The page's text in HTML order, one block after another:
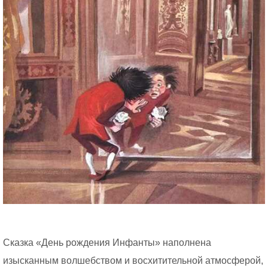
Сказка «День рождения Инфанты» наполнена
изысканным волшебством и восхитительной атмосферой,